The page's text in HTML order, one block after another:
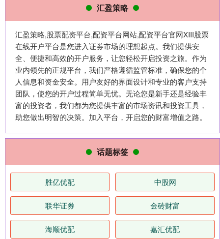
汇盈策略
汇盈策略,股票配资平台,配资平台网站,配资平台官网XIII‌股票
在线开户平台是您进入证券市场的理想起点。我们提供安
全、便捷和高效的开户服务，让您轻松开启投资之旅。作为
业内领先的正规平台，我们严格遵循监管标准，确保您的个
人信息和资金安全。用户友好的界面设计和专业的客户支持
团队，使您的开户过程简单无忧。无论您是新手还是经验丰
富的投资者，我们都为您提供丰富的市场资讯和投资工具，
助您做出明智的决策。加入平台，开启您的财富增值之路。
话题标签
胜亿优配 中股网
联华证券 金砖财富
海顺优配 嘉汇优配